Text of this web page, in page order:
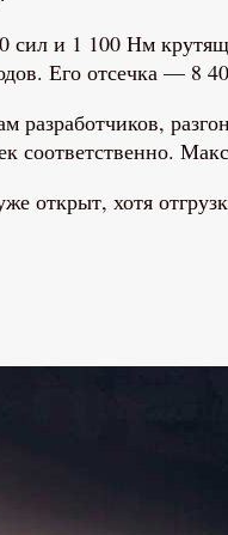
сил и 1 100 Нм
Его отсечка — 8
открыт, хотя